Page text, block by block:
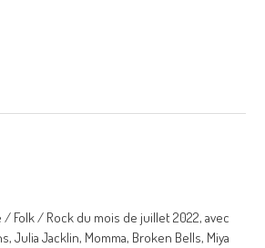
Folk / Rock du mois de juillet 2022, avec
Julia Jacklin, Momma, Broken Bells, Miya